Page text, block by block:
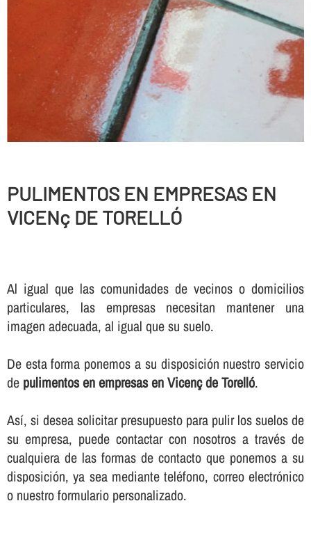
PULIMENTOS EN EMPRESAS EN
VICENç DE TORELLÓ
Al igual que las comunidades de vecinos o domicilios
particulares, las empresas necesitan mantener una
imagen adecuada, al igual que su suelo.
De esta forma ponemos a su disposición nuestro servicio
de pulimentos en empresas en Vicenç de Torelló.
Así­, si desea solicitar presupuesto para pulir los suelos de
su empresa, puede contactar con nosotros a través de
cualquiera de las formas de contacto que ponemos a su
disposición, ya sea mediante teléfono, correo electrónico
o nuestro formulario personalizado.